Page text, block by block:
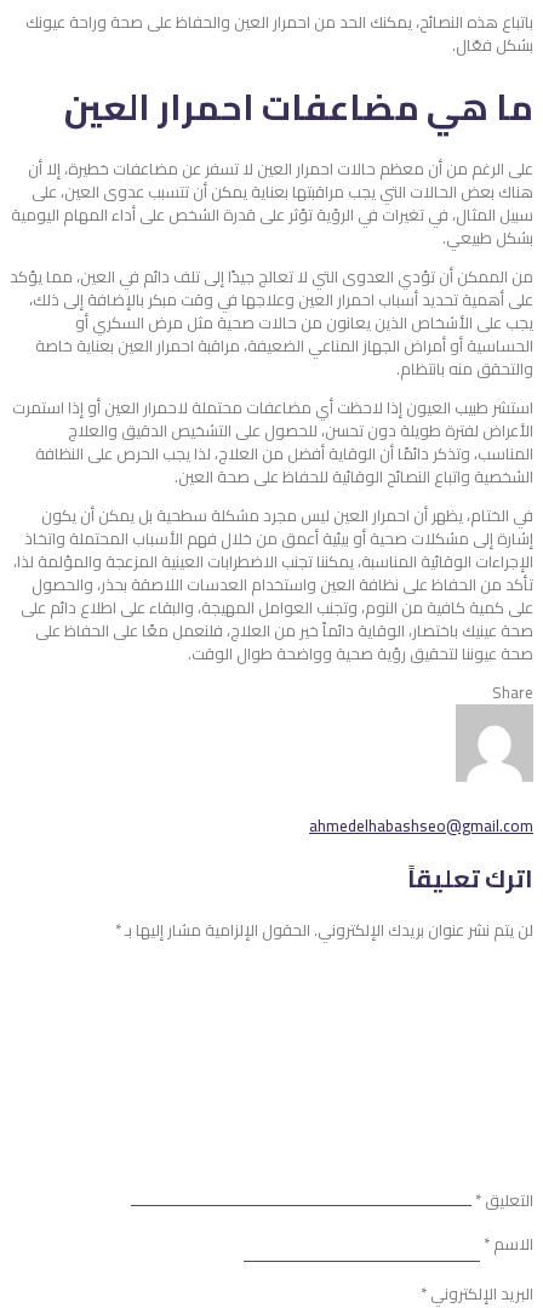
باتباع هذه النصائح، يمكنك الحد من احمرار العين والحفاظ على صحة وراحة عيونك
بشكل فعّال.
ما هي مضاعفات احمرار العين
على الرغم من أن معظم حالات احمرار العين لا تسفر عن مضاعفات خطيرة، إلا أن
هناك بعض الحالات التي يجب مراقبتها بعناية يمكن أن تتسبب عدوى العين، على
سبيل المثال، في تغيرات في الرؤية تؤثر على قدرة الشخص على أداء المهام اليومية
بشكل طبيعي.
من الممكن أن تؤدي العدوى التي لا تعالج جيدًا إلى تلف دائم في العين، مما يؤكد
على أهمية تحديد أسباب احمرار العين وعلاجها في وقت مبكر بالإضافة إلى ذلك،
يجب على الأشخاص الذين يعانون من حالات صحية مثل مرض السكري أو
الحساسية أو أمراض الجهاز المناعي الضعيفة، مراقبة احمرار العين بعناية خاصة
والتحقق منه بانتظام.
استشر طبيب العيون إذا لاحظت أي مضاعفات محتملة لاحمرار العين أو إذا استمرت
الأعراض لفترة طويلة دون تحسن، للحصول على التشخيص الدقيق والعلاج
المناسب، وتذكر دائمًا أن الوقاية أفضل من العلاج، لذا يجب الحرص على النظافة
الشخصية واتباع النصائح الوقائية للحفاظ على صحة العين.
في الختام، يظهر أن احمرار العين ليس مجرد مشكلة سطحية بل يمكن أن يكون
إشارة إلى مشكلات صحية أو بيئية أعمق من خلال فهم الأسباب المحتملة واتخاذ
الإجراءات الوقائية المناسبة، يمكننا تجنب الاضطرابات العينية المزعجة والمؤلمة لذا،
تأكد من الحفاظ على نظافة العين واستخدام العدسات اللاصقة بحذر، والحصول
على كمية كافية من النوم، وتجنب العوامل المهيجة، والبقاء على اطلاع دائم على
صحة عينيك باختصار، الوقاية دائماً خير من العلاج، فلنعمل معًا على الحفاظ على
صحة عيوننا لتحقيق رؤية صحية وواضحة طوال الوقت.
Share
ahmedelhabashseo@gmail.com
اترك تعليقاً
لن يتم نشر عنوان بريدك الإلكتروني. الحقول الإلزامية مشار إليها بـ*
التعليق*
الاسم*
البريد الإلكتروني*